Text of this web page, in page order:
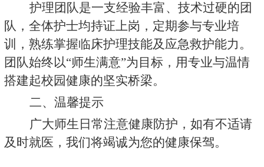
护理团队是一支经验丰富、技术过硬的团
队，全体护士均持证上岗，定期参与专业培
训，熟练掌握临床护理技能及应急救护能力。
团队始终以“师生满意”为目标，用专业与温情
搭建起校园健康的坚实桥梁。
二、温馨提示
广大师生日常注意健康防护，如有不适请
及时就医，我们将竭诚为您的健康保驾。